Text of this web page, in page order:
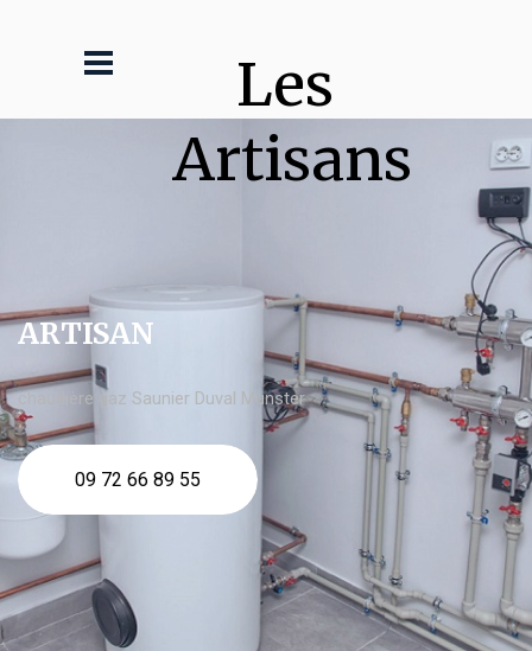
Les
Artisans
ARTISAN
chaudière gaz Saunier Duval Munster
09 72 66 89 55